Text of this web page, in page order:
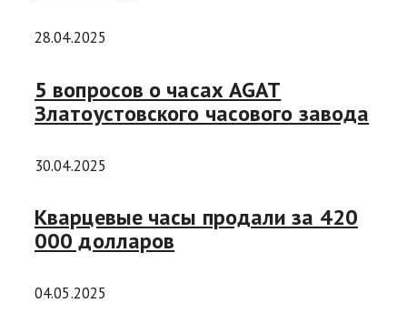
28.04.2025
5 вопросов о часах AGAT
Златоустовского часового завода
30.04.2025
Кварцевые часы продали за 420
000 долларов
04.05.2025